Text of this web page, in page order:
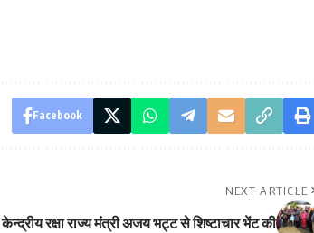
Facebook
NEXT ARTICLE
केन्द्रीय रक्षा राज्य मंत्री अजय भट्ट से शिष्टाचार भेंट की